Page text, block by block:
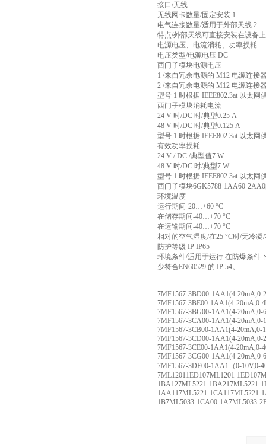
接口/无线
无线网卡数量/固定安装 1
电气连接数量/适用于外部天线 2
特点/外部天线可直接安装在设备
电源电压、电流消耗、功率损耗
电压类型/电源电压 DC
西门子模块电源电压
1 /来自冗余电源的 M12 电源连接
2 /来自冗余电源的 M12 电源连接
型号 1 时根据 IEEE802.3at 以太网
西门子模块消耗电流
24 V 时/DC 时/典型0.25 A
48 V 时/DC 时/典型0.125 A
型号 1 时根据 IEEE802.3at 以太网
有效功率损耗
24 V / DC /典型值7 W
48 V 时/DC 时/典型7 W
型号 1 时根据 IEEE802.3at 以太网
西门子模块6GK5788-1AA60-
环境温度
运行期间-20…+60 °C
在储存期间-40…+70 °C
在运输期间-40…+70 °C
相对的空气湿度/在25 °C时/无冷凝
防护等级 IP IP65
环境条件/适用于运行 在防爆条件
少符合EN60529 的 IP 54。
7MF1567-3BD00-1AA1(4-20mA,0-
7MF1567-3BE00-1AA1(4-20mA,0-
7MF1567-3BG00-1AA1(4-20mA,0-
7MF1567-3CA00-1AA1(4-20mA,0-
7MF1567-3CB00-1AA1(4-20mA,0-
7MF1567-3CD00-1AA1(4-20mA,0-
7MF1567-3CE00-1AA1(4-20mA,0-
7MF1567-3CG00-1AA1(4-20mA,0-
7MF1567-3DE00-1AA1（0-10V,0-
7ML12011ED107ML1201-
1BA127ML5221-1BA217ML5221-
1AA117ML5221-1CA117ML5221-
1B7ML5033-1CA00-1A7ML5033-